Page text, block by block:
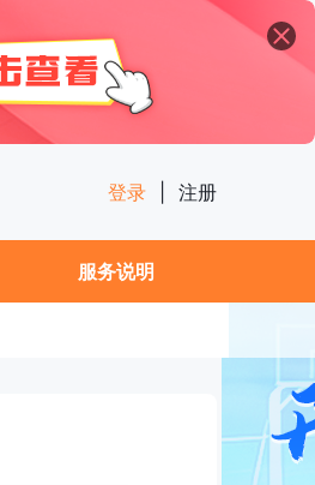
登录 注册
服务说明